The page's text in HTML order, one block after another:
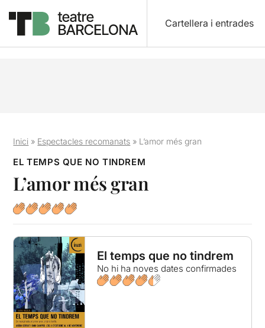
Cartellera i entrades
Inici » Espectacles recomanats » L’amor més gran
EL TEMPS QUE NO TINDREM
L’amor més gran
El temps que no tindrem
No hi ha noves dates confirmades